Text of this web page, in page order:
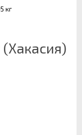
кг